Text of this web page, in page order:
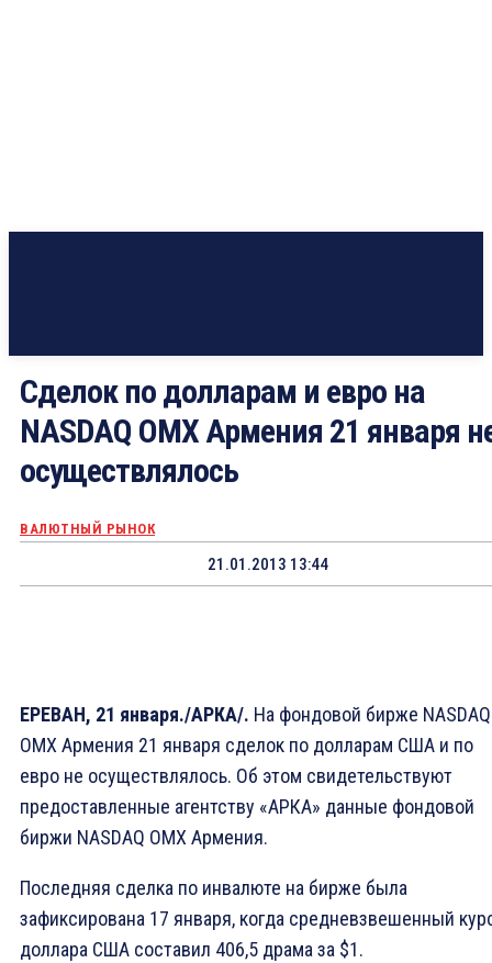
Сделок по долларам и евро на
NASDAQ OMX Армения 21 января
осуществлялось
ВАЛЮТНЫЙ РЫНОК
21.01.2013 13:44
ЕРЕВАН, 21 января./АРКА/. На фондовой бирже NASDAQ
OMX Армения 21 января сделок по долларам США и по
евро не осуществлялось. Об этом свидетельствуют
предоставленные агентству «АРКА» данные фондовой
биржи NASDAQ OMX Армения.
Последняя сделка по инвалюте на бирже была
зафиксирована 17 января, когда средневзвешенный
доллара США составил 406,5 драма за $1.